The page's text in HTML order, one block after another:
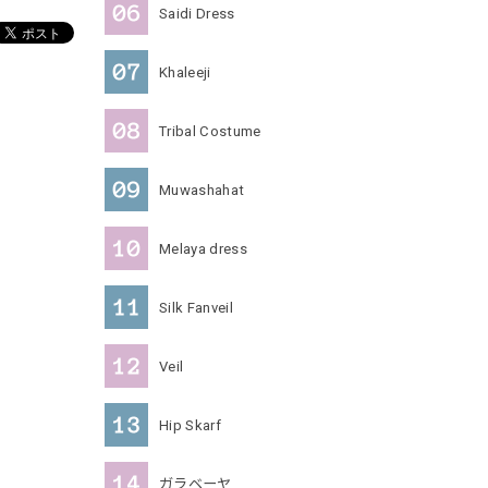
Saidi Dress
Khaleeji
Tribal Costume
Muwashahat
Melaya dress
Silk Fanveil
Veil
Hip Skarf
ガラベーヤ